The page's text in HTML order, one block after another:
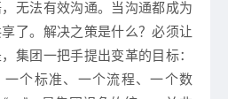
无法有效沟通。当沟通都成为
了。解决之策是什么？必须让
集团一把手提出变革的目标：
个标准、一个流程、一个数